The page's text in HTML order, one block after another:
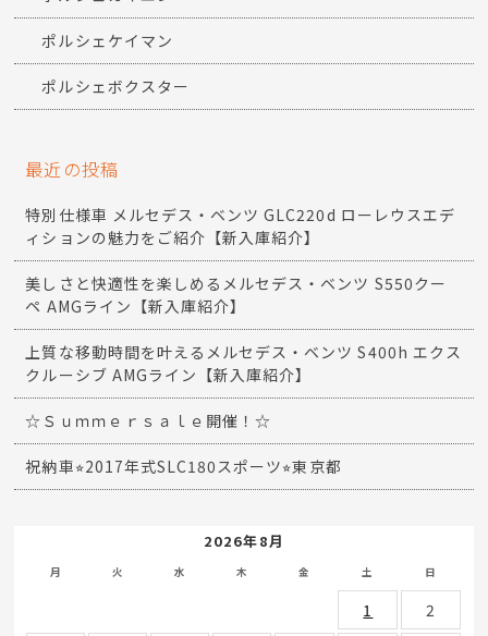
ポルシェケイマン
ポルシェボクスター
最近の投稿
特別仕様車 メルセデス・ベンツ GLC220d ローレウスエデ
ィションの魅力をご紹介【新入庫紹介】
美しさと快適性を楽しめるメルセデス・ベンツ S550クー
ペ AMGライン【新入庫紹介】
上質な移動時間を叶えるメルセデス・ベンツ S400h エクス
クルーシブ AMGライン【新入庫紹介】
☆Ｓｕｍｍｅｒｓａｌｅ開催！☆
祝納車⭐︎2017年式SLC180スポーツ⭐︎東京都
2026年8月
月 火 水 木 金 土 日
1
2